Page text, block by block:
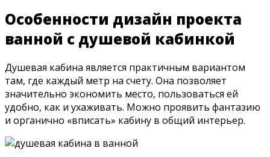
Особенности дизайн проекта
ванной с душевой кабинкой
Душевая кабина является практичным вариантом
там, где каждый метр на счету. Она позволяет
значительно экономить место, пользоваться ей
удобно, как и ухаживать. Можно проявить фантазию
и органично «вписать» кабину в общий интерьер.